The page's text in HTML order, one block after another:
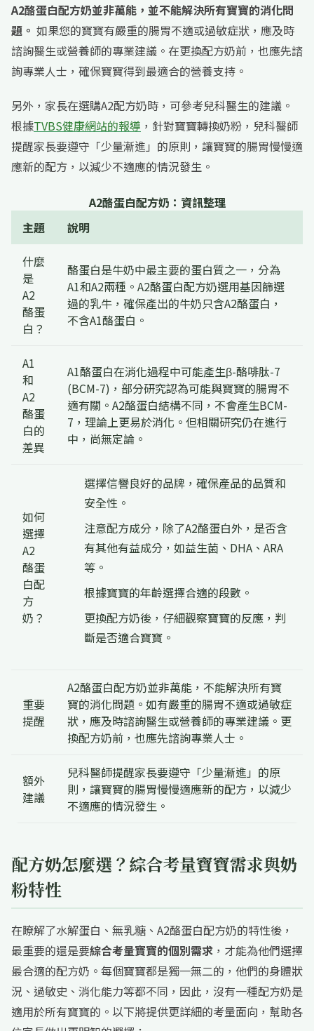
A2酪蛋白配方奶並非萬能，並不能解決所有寶寶的消化問
題。 如果您的寶寶有嚴重的腸胃不適或過敏症狀，應及時
諮詢醫生或營養師的專業建議。在更換配方奶前，也應先諮
詢專業人士，確保寶寶得到最適合的營養支持。
另外，家長在選購A2配方奶時，可參考兒科醫生的建議。
根據TVBS健康網站的報導 ，針對寶寶轉換奶粉，兒科醫師
提醒家長要遵守「少量漸進」的原則，讓寶寶的腸胃慢慢適
應新的配方，以減少不適應的情況發生。
A2酪蛋白配方奶：資訊整理
主題
說明
什麼
是
A2
酪蛋
白？
酪蛋白是牛奶中最主要的蛋白質之一，分為
A1和A2兩種。A2酪蛋白配方奶選用基因篩選
過的乳牛，確保產出的牛奶只含A2酪蛋白，
不含A1酪蛋白。
A1
和
A2
酪蛋
白的
差異
A1酪蛋白在消化過程中可能產生β-酪啡肽-7
(BCM-7)，部分研究認為可能與寶寶的腸胃不
適有關。A2酪蛋白結構不同，不會產生BCM-
7，理論上更易於消化。但相關研究仍在進行
中，尚無定論。
如何
選擇
A2
酪蛋
白配
方
奶？
選擇信譽良好的品牌，確保產品的品質和
安全性。
注意配方成分，除了A2酪蛋白外，是否含
有其他有益成分，如益生菌、DHA、ARA
等。
根據寶寶的年齡選擇合適的段數。
更換配方奶後，仔細觀察寶寶的反應，判
斷是否適合寶寶。
重要
提醒
A2酪蛋白配方奶並非萬能，不能解決所有寶
寶的消化問題。如有嚴重的腸胃不適或過敏症
狀，應及時諮詢醫生或營養師的專業建議。更
換配方奶前，也應先諮詢專業人士。
額外
建議
兒科醫師提醒家長要遵守「少量漸進」的原
則，讓寶寶的腸胃慢慢適應新的配方，以減少
不適應的情況發生。
配方奶怎麼選？綜合考量寶寶需求與奶
粉特性
在瞭解了水解蛋白、無乳糖、A2酪蛋白配方奶的特性後，
最重要的還是要綜合考量寶寶的個別需求 ，才能為他們選擇
最合適的配方奶。每個寶寶都是獨一無二的，他們的身體狀
況、過敏史、消化能力等都不同，因此，沒有一種配方奶是
適用於所有寶寶的。以下將提供更詳細的考量面向，幫助各